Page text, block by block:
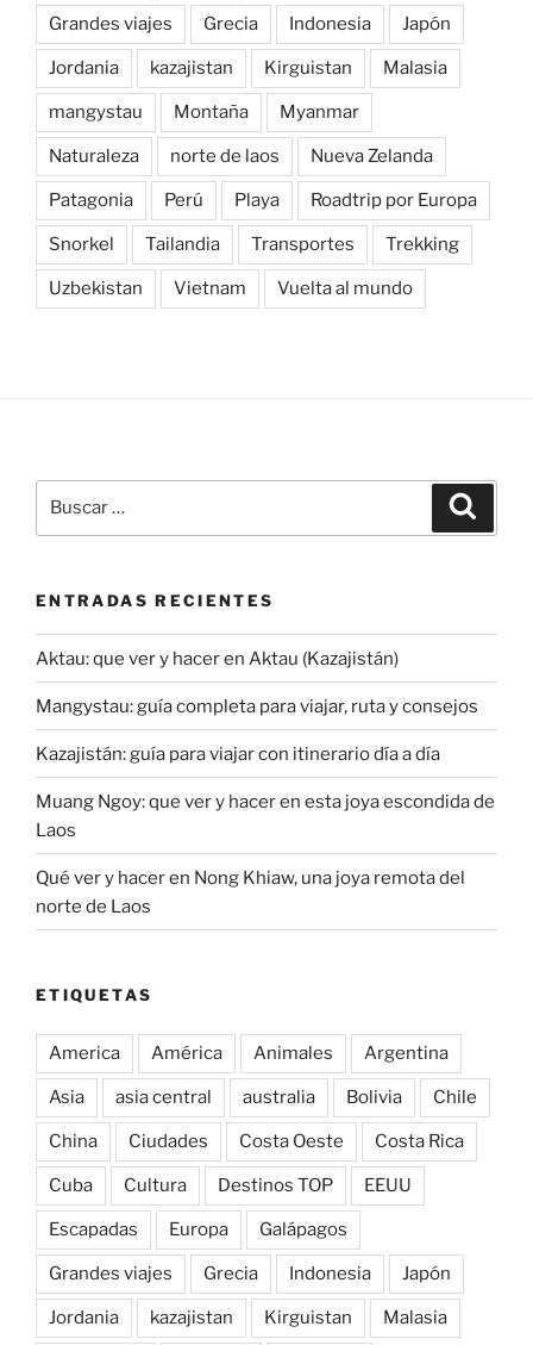
Grandes viajes Grecia Indonesia Japón
Jordania kazajistan Kirguistan Malasia
mangystau Montaña Myanmar
Naturaleza norte de laos Nueva Zelanda
Patagonia Perú Playa Roadtrip por Europa
Snorkel Tailandia Transportes Trekking
Uzbekistan Vietnam Vuelta al mundo
por:
ENTRADAS RECIENTES
Aktau: que ver y hacer en Aktau (Kazajistán)
Mangystau: guía completa para viajar, ruta y consejos
Kazajistán: guía para viajar con itinerario día a día
Muang Ngoy: que ver y hacer en esta joya escondida de
Laos
Qué ver y hacer en Nong Khiaw, una joya remota del
norte de Laos
ETIQUETAS
America América Animales Argentina
Asia asia central australia Bolivia Chile
China Ciudades Costa Oeste Costa Rica
Cuba Cultura Destinos TOP EEUU
Escapadas Europa Galápagos
Grandes viajes Grecia Indonesia Japón
Jordania kazajistan Kirguistan Malasia